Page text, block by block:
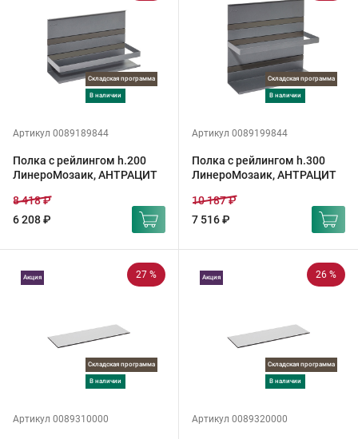
Складская программа
в наличии
Артикул 0089189844
Полка с рейлингом h.200
ЛинероМозаик, АНТРАЦИТ
6 208 ₽
8 418 ₽
Складская программа
в наличии
Артикул 0089199844
Полка с рейлингом h.300
ЛинероМозаик, АНТРАЦИТ
7 516 ₽
10 187 ₽
27 %
Складская программа
в наличии
Акция
Артикул 0089310000
26 %
Складская программа
в наличии
Акция
Артикул 0089320000